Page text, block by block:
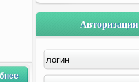
Авторизация